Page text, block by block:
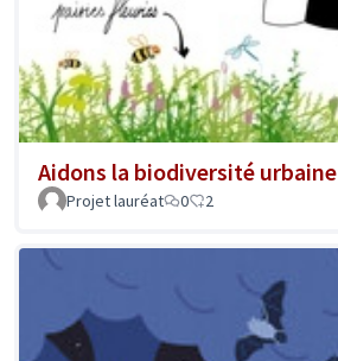
Aidons la biodiversité urbaine
Projet lauréat 0 2